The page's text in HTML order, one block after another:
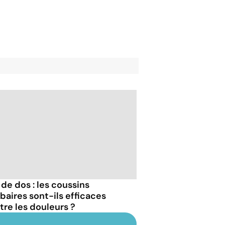
dos : les coussins
sont-ils efficaces
les douleurs ?